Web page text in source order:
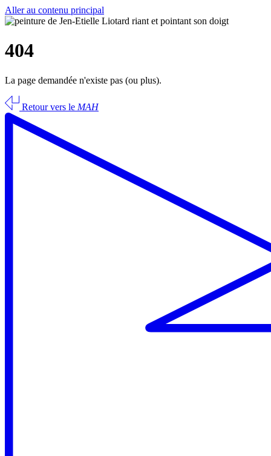
Aller au contenu principal
404
La page demandée n'existe pas (ou plus).
Retour vers le MAH